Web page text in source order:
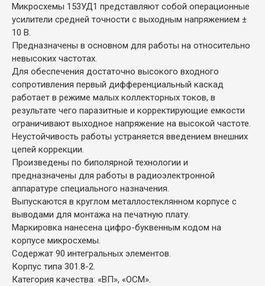
Микросхемы 153УД1 представляют собой операционные
усилители средней точности с выходным напряжением ±
10 В.
Предназначены в основном для работы на относительно
невысоких частотах.
Для обеспечения достаточно высокого входного
сопротивления первый дифференциальный каскад
работает в режиме малых коллекторных токов, в
результате чего паразитные и корректирующие емкости
ограничивают выходное напряжение на высокой частоте.
Неустойчивость работы устраняется введением внешних
цепей коррекции.
Произведены по биполярной технологии и
предназначены для работы в радиоэлектронной
аппаратуре специального назначения.
Выпускаются в круглом металлостеклянном корпусе с
выводами для монтажа на печатную плату.
Маркировка нанесена цифро-буквенным кодом на
корпусе микросхемы.
Содержат 90 интегральных элементов.
Корпус типа 301.8-2.
Категория качества: «ВП», «ОСМ».